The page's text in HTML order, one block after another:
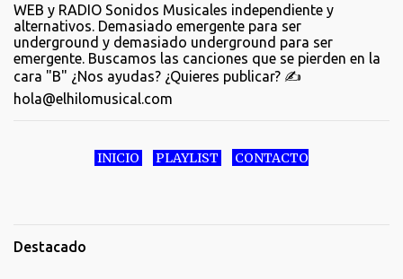
WEB y RADIO Sonidos Musicales independiente y
alternativos. Demasiado emergente para ser
underground y demasiado underground para ser
emergente. Buscamos las canciones que se pierden en la
cara "B" ¿Nos ayudas? ¿Quieres publicar? ✍️
hola@elhilomusical.com
INICIO PLAYLIST CONTACTO
Destacado